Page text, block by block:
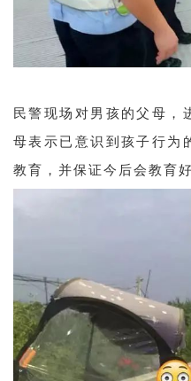
民警现场对男孩的父母，
母表示已意识到孩子行为
教育，并保证今后会教育